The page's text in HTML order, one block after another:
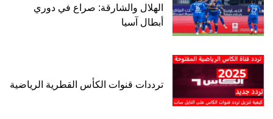
الهلال والشارقة: صراع في دوري
أبطال آسيا
ترددات قنوات الكأس القطرية الرياضية